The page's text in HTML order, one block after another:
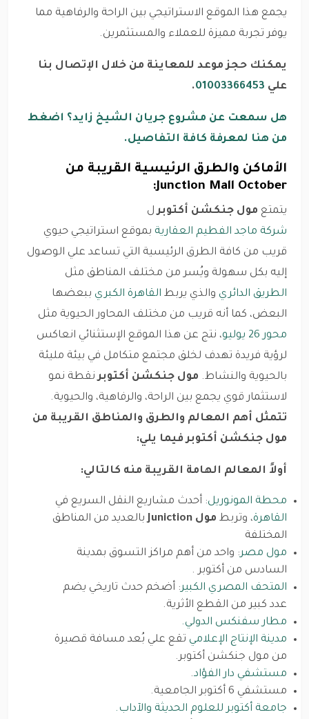
يجمع هذا الموقع الاستراتيجي بين الراحة والرفاهية مما
يوفر تجربة مميزة للعملاء والمستثمرين.
يمكنك حجز موعد للمعاينة من خلال الإتصال بنا
علي 01003366453
.
هل سمعت عن مشروع جريان الشيخ زايد؟ اضغط
من هنا لمعرفة كافة التفاصيل.
الأماكن والطرق الرئيسية القريبة من
Junction Mall October:
يتمتع مول جنكشن أكتوبرل
شركة ماجد الفطيم العقارية بموقع استراتيجي حيوي
قريب من كافة الطرق الرئيسية التي تساعد علي الوصول
إليه بكل سهولة ويُسر من مختلف المناطق مثل
الطريق الدائري والذي يربط القاهرة الكبري ببعضها
البعض، كما أنه قريب من مختلف المحاور الحيوية مثل
محور 26 يوليو
، نتج عن هذا الموقع الإستثنائي انعاكس
لرؤية فريدة تهدف لخلق مجتمع متكامل في بيئة مليئة
بالحيوية والنشاط. مول جنكشن أكتوبرنقطة نمو
لاستثمار قوي يجمع بين الراحة، والرفاهية، والحيوية.
تتمثل أهم المعالم والطرق والمناطق القريبة من
مول جنكشن أكتوبر فيما يلي:
أولاً المعالم الهامة القريبة منه كالتالي:
محطة المونوريل: أحدث مشاريع النقل السريع في
القاهرة، وتربط مول Juniction
بالعديد من المناطق
المختلفة
مول مصر: واحد من أهم مراكز التسوق بمدينة
السادس من أكتوبر .
المتحف المصري الكبير: أضخم حدث تاريخي يضم
عدد كبير من القطع الأثرية.
مطار سفنكس الدولي.
مدينة الإنتاج الإعلامي تقع علي بُعد مسافة قصيرة
من مول جنكشن أكتوبر.
مستشفي دار الفؤاد.
مستشفي 6 أكتوبر الجامعية.
جامعة أكتوبر للعلوم الحديثة والآداب.